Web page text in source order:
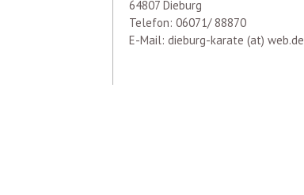
64807 Dieburg
Telefon: 06071/ 88870
E-Mail: dieburg-karate (at) web.de